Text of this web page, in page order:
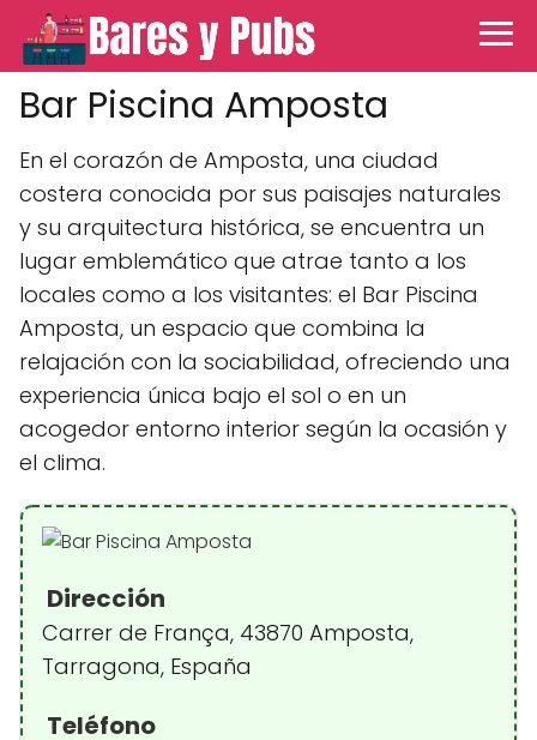
Bar Piscina Amposta
En el corazón de Amposta, una ciudad
costera conocida por sus paisajes naturales
y su arquitectura histórica, se encuentra un
lugar emblemático que atrae tanto a los
locales como a los visitantes: el Bar Piscina
Amposta, un espacio que combina la
relajación con la sociabilidad, ofreciendo una
experiencia única bajo el sol o en un
acogedor entorno interior según la ocasión y
el clima.
Dirección
Carrer de França, 43870 Amposta,
Tarragona, España
Teléfono